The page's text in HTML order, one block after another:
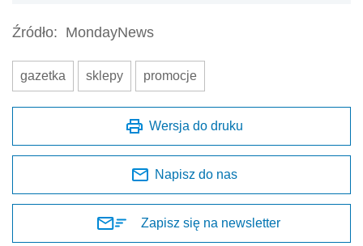
Źródło: MondayNews
gazetka sklepy promocje
Wersja do druku
Napisz do nas
Zapisz się na newsletter